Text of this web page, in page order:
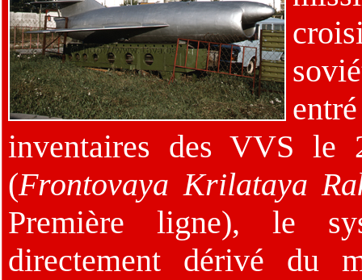
inventaires des VVS le
(Frontovaya Krilataya
Première ligne), le
directement dérivé du